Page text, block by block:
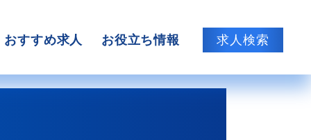
おすすめ求人 お役立ち情報 求人検索